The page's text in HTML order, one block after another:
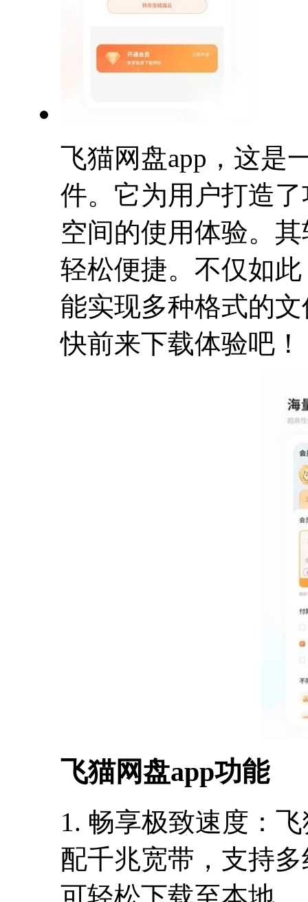
飞猫网盘app，这是
件。它为用户打造
空间的使用体验。
轻松便捷。不仅如
能实现多种格式的
快前来下载体验吧！
飞猫网盘app功能
1. 畅享极致速度：
配千兆宽带，支持